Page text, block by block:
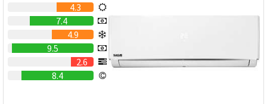
4.3
7.4
4.9
9.5
2.6
8.4